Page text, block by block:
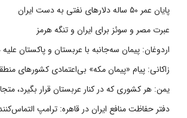
پایان عمر ۵۰ ساله دلارهای نفتی به دست ایران
عبرت مصر و سوئز برای ایران و تنگه هرمز
اردوغان: پیمان سه‌جانبه با عربستان و پاکستان
زاکانی: پیام «پیمان مکه» بی‌اعتمادی کشورهای
یمن: هر کشوری که در کنار عربستان قرار بگیرد،
دفتر حفاظت منافع ایران در قاهره: ترامپ